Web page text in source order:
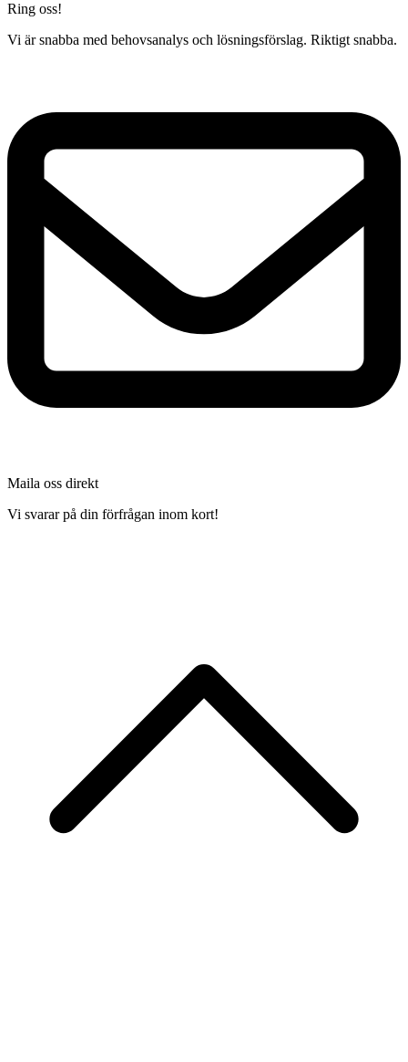
Ring oss!
Vi är snabba med behovsanalys och lösningsförslag. Riktigt snabba.
Maila oss direkt
Vi svarar på din förfrågan inom kort!